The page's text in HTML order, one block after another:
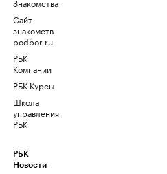
Сайт
знакомств
podbor.ru
РБК
Компании
РБК Курсы
Школа
управления
РБК
РБК
Новости